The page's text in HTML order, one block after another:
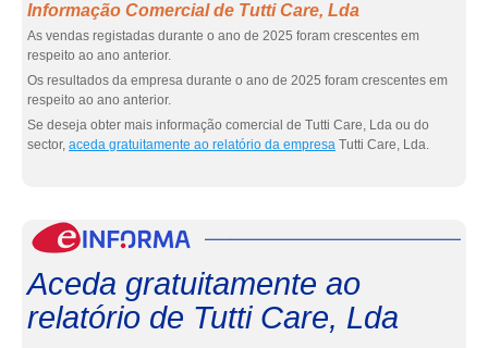
Informação Comercial de Tutti Care, Lda
As vendas registadas durante o ano de 2025 foram crescentes em
respeito ao ano anterior.
Os resultados da empresa durante o ano de 2025 foram crescentes em
respeito ao ano anterior.
Se deseja obter mais informação comercial de Tutti Care, Lda ou do
sector, aceda gratuitamente ao relatório da empresa Tutti Care, Lda.
Aceda gratuitamente ao
relatório de Tutti Care, Lda